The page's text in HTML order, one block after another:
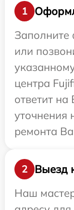
1
Заполните
или
центра
ответит
уточнения
ремонта
2
Выезд
Наш